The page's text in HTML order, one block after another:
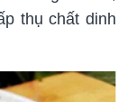
thụ chất dinh